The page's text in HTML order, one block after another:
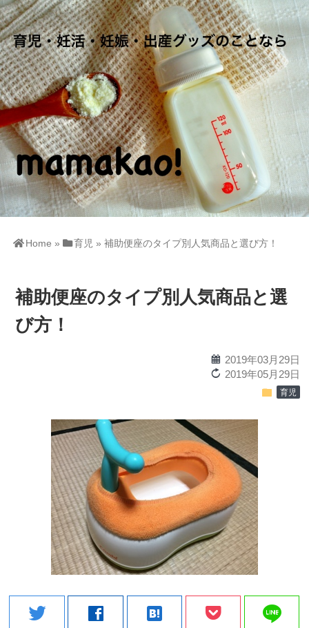
Home » 育児 »補助便座のタイプ別人気商品と選び方！
補助便座のタイプ別人気商品と選
び方！
calendar 2019年03月29日
reload 2019年05月29日
folder 育児
twitter facebook hatenabookmark line